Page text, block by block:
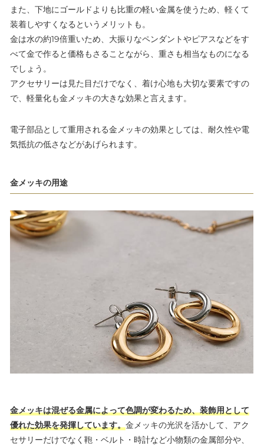
また、下地にゴールドよりも比重の軽い金属を使うため、軽くて
装着しやすくなるというメリットも。
金は水の約19倍重いため、大振りなペンダントやピアスなどをす
べて金で作ると価格もさることながら、重さも相当なものになる
でしょう。
アクセサリーは見た目だけでなく、着け心地も大切な要素ですの
で、軽量化も金メッキの大きな効果と言えます。
電子部品として重用される金メッキの効果としては、耐久性や電
気抵抗の低さなどがあげられます。
金メッキの用途
金メッキは混ぜる金属によって色調が変わるため、装飾用として
優れた効果を発揮しています。金メッキの光沢を活かして、アク
セサリーだけでなく鞄・ベルト・時計など小物類の金属部分や、